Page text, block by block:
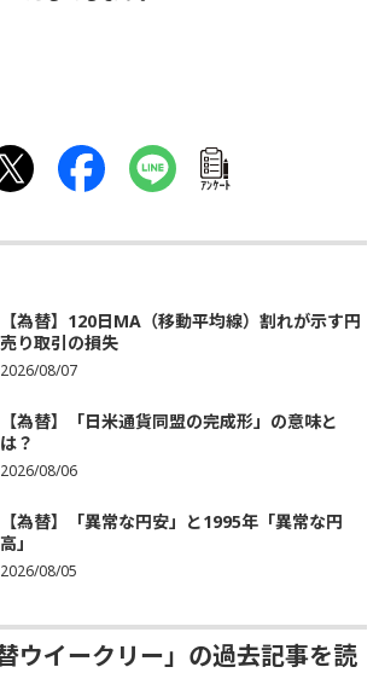
ｱﾝｹｰﾄ
【為替】120日MA（移動平均線）割れが示す円
売り取引の損失
2026/08/07
【為替】「日米通貨同盟の完成形」の意味と
は？
2026/08/06
【為替】「異常な円安」と1995年「異常な円
高」
2026/08/05
ウイークリー」の過去記事を読